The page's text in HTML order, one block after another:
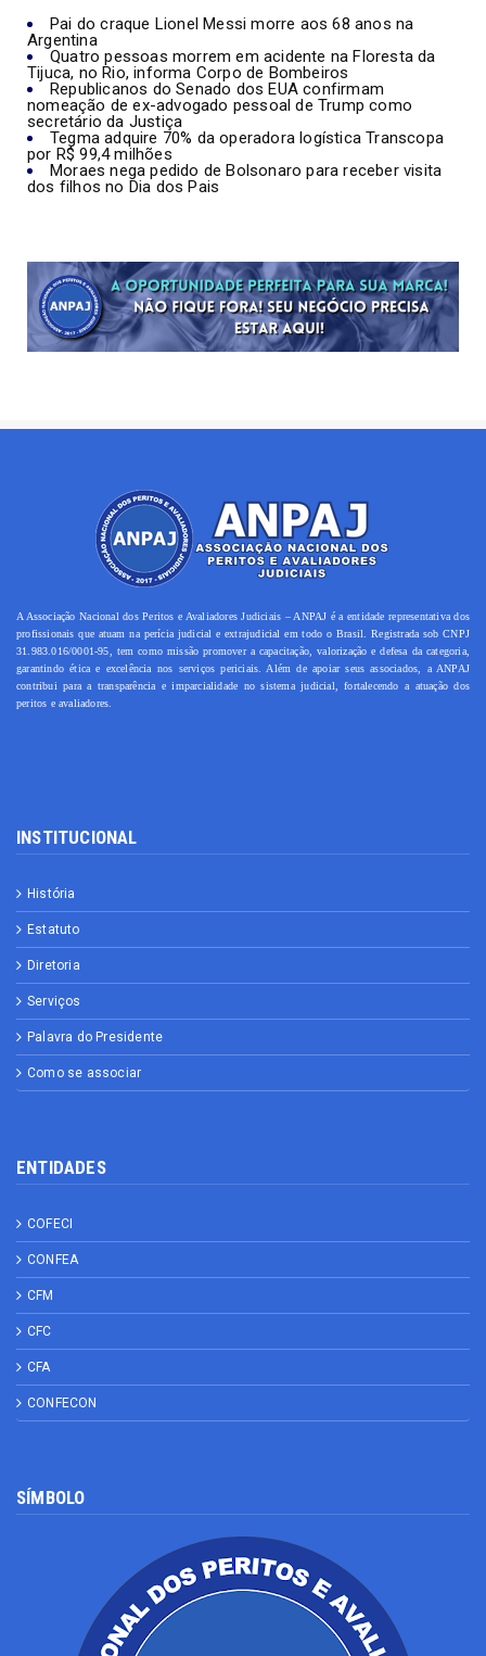
Pai do craque Lionel Messi morre aos 68 anos na
Argentina
Quatro pessoas morrem em acidente na Floresta da
Tijuca, no Rio, informa Corpo de Bombeiros
Republicanos do Senado dos EUA confirmam
nomeação de ex-advogado pessoal de Trump como
secretário da Justiça
Tegma adquire 70% da operadora logística Transcopa
por R$ 99,4 milhões
Moraes nega pedido de Bolsonaro para receber visita
dos filhos no Dia dos Pais
A Associação Nacional dos Peritos e Avaliadores Judiciais – ANPAJ é a entidade representativa dos
profissionais que atuam na perícia judicial e extrajudicial em todo o Brasil. Registrada sob CNPJ
31.983.016/0001-95, tem como missão promover a capacitação, valorização e defesa da categoria,
garantindo ética e excelência nos serviços periciais. Além de apoiar seus associados, a ANPAJ
contribui para a transparência e imparcialidade no sistema judicial, fortalecendo a atuação dos
peritos e avaliadores.
INSTITUCIONAL
História
Estatuto
Diretoria
Serviços
Palavra do Presidente
Como se associar
ENTIDADES
COFECI
CONFEA
CFM
CFC
CFA
CONFECON
SÍMBOLO